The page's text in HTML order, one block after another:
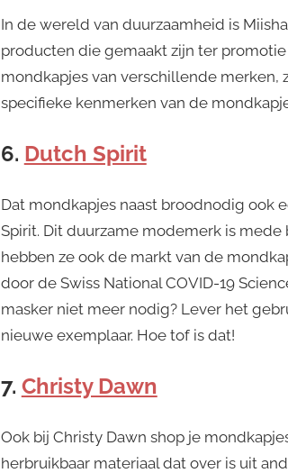
In de wereld van duurzaamheid is
producten die gemaakt zijn ter promotie
mondkapjes van verschillende merken,
specifieke kenmerken van de
6. Dutch Spirit
Dat mondkapjes naast broodnodig ook
Spirit. Dit duurzame modemerk is
hebben ze ook de markt van de
door de Swiss National COVID-19
masker niet meer nodig? Lever het
nieuwe exemplaar. Hoe tof is dat!
7. Christy Dawn
Ook bij Christy Dawn shop je
herbruikbaar materiaal dat over is uit